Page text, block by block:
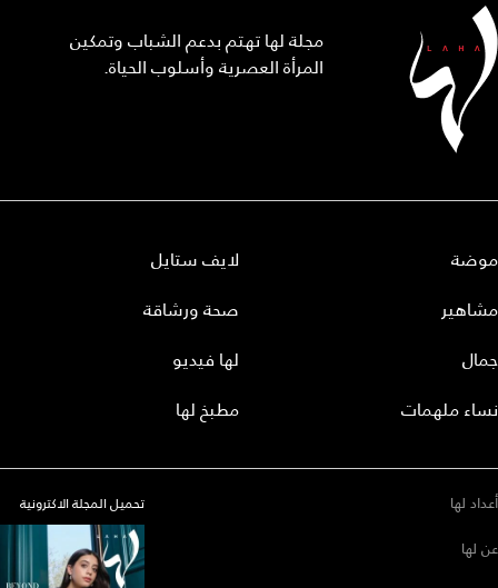
مجلة لها تهتم بدعم الشباب وتمكين
المرأة العصرية وأسلوب الحياة.
موضة
مشاهير
جمال
نساء ملهمات
لايف ستايل
صحة ورشاقة
لها فيديو
مطبخ لها
أعداد لها
عن لها
تحميل المجلة الاكترونية